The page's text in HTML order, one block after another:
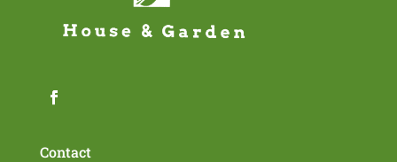
Contact